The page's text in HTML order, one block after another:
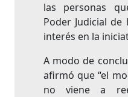
las personas
Poder Judicial
interés en la
A modo de
afirmó que “el
no viene a